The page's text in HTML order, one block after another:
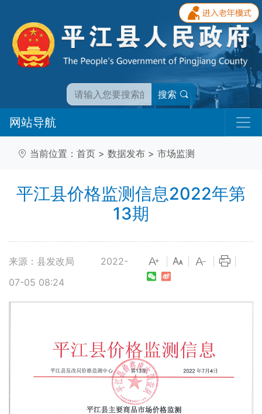
搜索
网站导航
当前位置： 首页 > 数据发布 > 市场监测
平江县价格监测信息2022年第
13期
来源：县发改局
2022-
07-05 08:24